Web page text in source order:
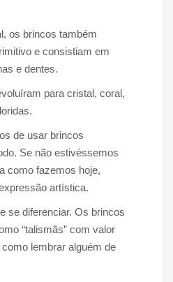
os brincos também
e consistiam em
e dentes.
para cristal, coral,
de usar brincos
Se não estivéssemos
como fazemos hoje,
artística.
se diferenciar. Os brincos
“talismãs” com valor
lembrar alguém de